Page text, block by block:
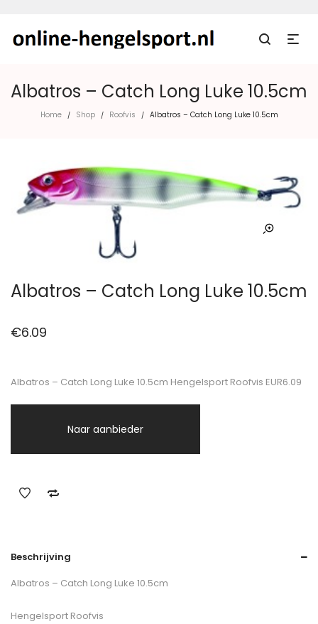
Albatros – Catch Long Luke 10.5cm
Home / Shop / Roofvis / Albatros – Catch Long Luke 10.5cm
Albatros – Catch Long Luke 10.5cm
€6.09
Albatros – Catch Long Luke 10.5cm Hengelsport Roofvis EUR6.09
Naar aanbieder
Beschrijving
Albatros – Catch Long Luke 10.5cm
Hengelsport Roofvis